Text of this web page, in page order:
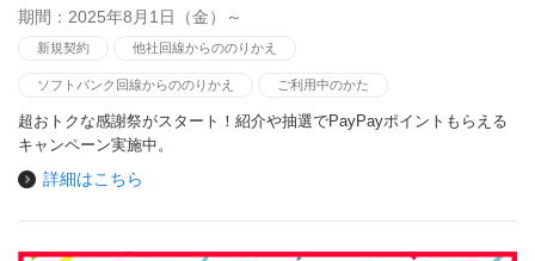
期間：2025年8月1日（金）～
新規契約 他社回線からののりかえ
ソフトバンク回線からののりかえ ご利用中のかた
超おトクな感謝祭がスタート！紹介や抽選でPayPayポイントもらえる
キャンペーン実施中。
詳細はこちら